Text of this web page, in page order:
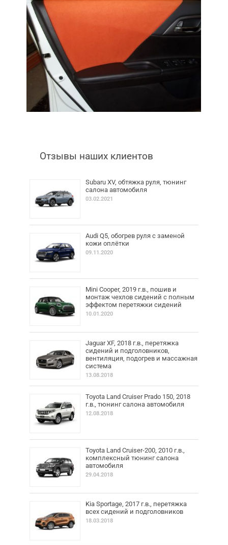
Отзывы наших клиентов
Subaru XV, обтяжка руля, тюнинг
салона автомобиля
03.02.2021
Audi Q5, обогрев руля с заменой
кожи оплётки
09.11.2020
Mini Cooper, 2019 г.в., пошив и
монтаж чехлов сидений с полным
эффектом перетяжки сидений
10.01.2020
Jaguar XF, 2018 г.в., перетяжка
сидений и подголовников,
вентиляция, подогрев и массажная
система
13.08.2018
Toyota Land Cruiser Prado 150, 2018
г.в., тюнинг салона автомобиля
12.08.2018
Toyota Land Cruiser-200, 2010 г.в.,
комплексный тюнинг салона
автомобиля
29.04.2018
Kia Sportage, 2017 г.в., перетяжка
всех сидений и подголовников
18.03.2018